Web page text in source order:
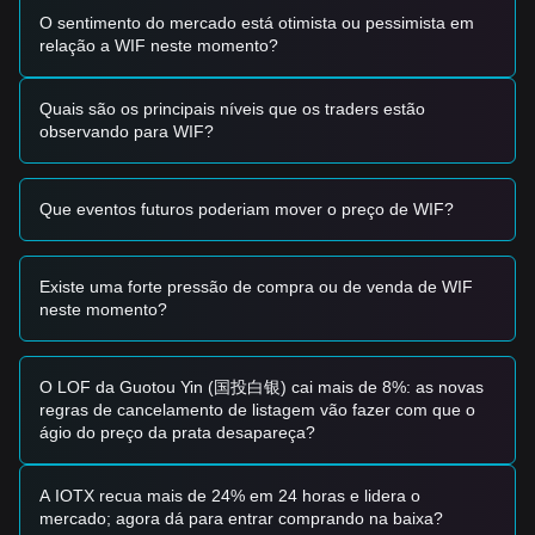
Com base na estrutura técnica atual e no impulso do
mercado, os analistas fornecem as seguintes estratégias de
negociação de referência:
Zona de Compra Potencial
• Se o preço do WIF se aproximar de
de recuperação (como uma vela de engolfamento alta),
pode formar uma oportunidade de compra a curto prazo.
por um aumento significativo no volume de negociação,
Cenário de Risco
• Se o preço do WIF cair abaixo do nível de suporte de2,15
$, o mercado pode entrar numa fase de correção a curto
Estratégia de Compra
Com base na estrutura de mercado atual, os analistas
oferecem as seguintes estratégias de referência:
Investidores Conservadores
• Aguardar que o preço do WIF recue para a área dos
$para comprar em lotes.
• Ou aguardar uma confirmação de ruptura e um
fechamento diário acima de2,58 $antes de seguir a
O sentimento do mercado está otimista ou pessimista em
relação a WIF neste momento?
Quais são os principais níveis que os traders estão
observando para WIF?
Que eventos futuros poderiam mover o preço de WIF?
Existe uma forte pressão de compra ou de venda de WIF
neste momento?
O LOF da Guotou Yin (国投白银) cai mais de 8%: as novas
regras de cancelamento de listagem vão fazer com que o
ágio do preço da prata desapareça?
A IOTX recua mais de 24% em 24 horas e lidera o
mercado; agora dá para entrar comprando na baixa?